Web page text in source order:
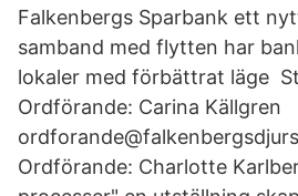
Falkenbergs Sparbank ett
samband med flytten har
lokaler med förbättrat läge
Ordförande: Carina Källgren
Ordförande: Charlotte